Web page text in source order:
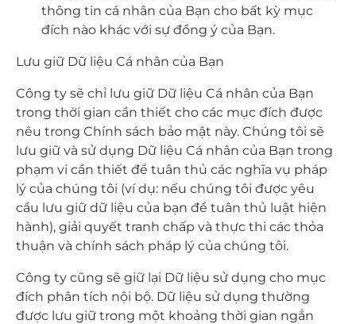
thông tin cá nhân của Bạn cho bất kỳ mục
đích nào khác với sự đồng ý của Bạn.
Lưu giữ Dữ liệu Cá nhân của Bạn
Công ty sẽ chỉ lưu giữ Dữ liệu Cá nhân của Bạn
trong thời gian cần thiết cho các mục đích được
nêu trong Chính sách bảo mật này. Chúng tôi sẽ
lưu giữ và sử dụng Dữ liệu Cá nhân của Bạn trong
phạm vi cần thiết để tuân thủ các nghĩa vụ pháp
lý của chúng tôi (ví dụ: nếu chúng tôi được yêu
cầu lưu giữ dữ liệu của bạn để tuân thủ luật hiện
hành), giải quyết tranh chấp và thực thi các thỏa
thuận và chính sách pháp lý của chúng tôi.
Công ty cũng sẽ giữ lại Dữ liệu sử dụng cho mục
đích phân tích nội bộ. Dữ liệu sử dụng thường
được lưu giữ trong một khoảng thời gian ngắn